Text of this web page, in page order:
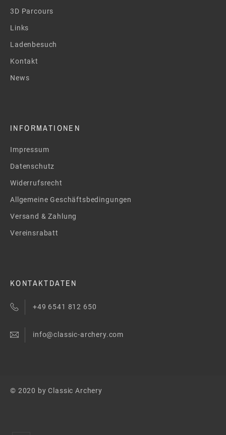
3D Parcours
Links
Ladenbesuch
Kontakt
News
INFORMATIONEN
Impressum
Datenschutz
Widerrufsrecht
Allgemeine Geschäftsbedingungen
Versand & Zahlung
Vereinsrabatt
KONTAKTDATEN
+49 6541 812 650
info@classic-archery.com
© 2020 by Classic Archery